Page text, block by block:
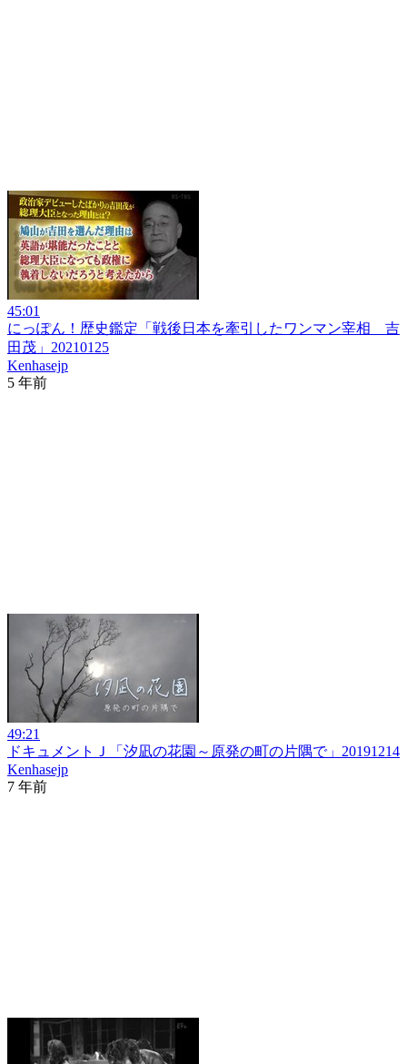
45:01
にっぽん！歴史鑑定「戦後日本を牽引したワンマン宰相 吉
田茂」20210125
Kenhasejp
5 年前
49:21
ドキュメントＪ「汐凪の花園～原発の町の片隅で」20191214
Kenhasejp
7 年前